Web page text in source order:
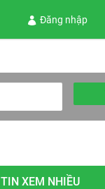
Đăng nhập
TIN XEM NHIỀU